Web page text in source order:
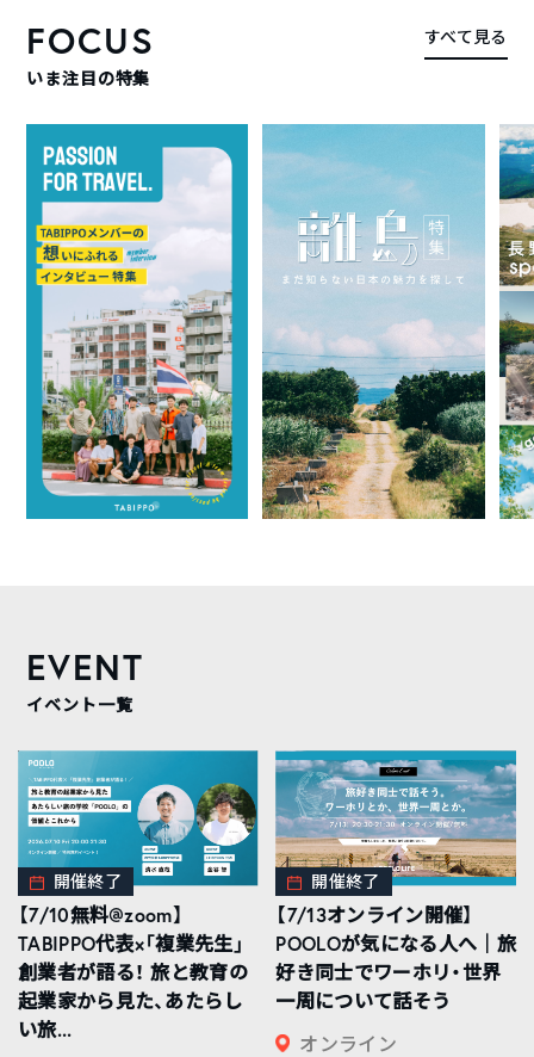
FOCUS
いま注目の特集
すべて見る
EVENT
イベント一覧
開催終了
【7/10無料@zoom】
TABIPPO代表×「複業先生」
創業者が語る！ 旅と教育の
起業家から見た、あたらし
い旅...
開催終了
【7/13オンライン開催】
POOLOが気になる人へ｜旅
好き同士でワーホリ・世界
一周について話そう
オンライン